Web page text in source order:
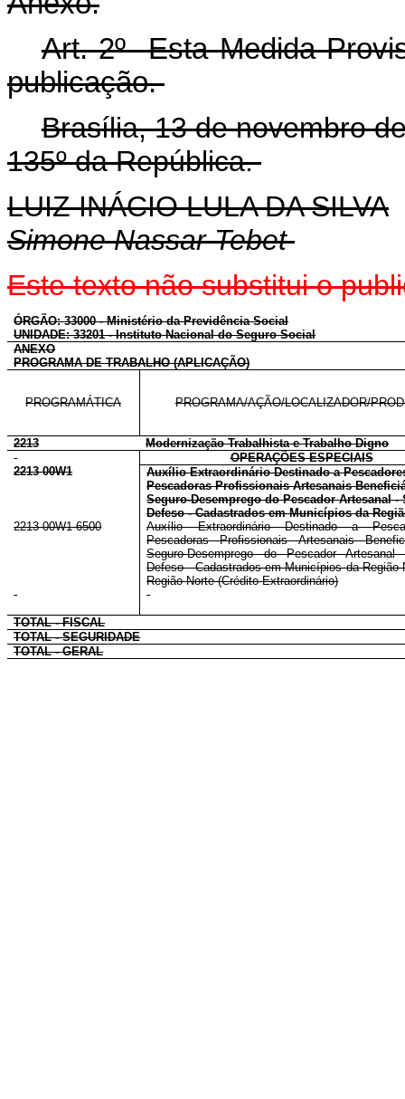
Art. 2º Esta Medida
publicação.
Brasília, 13 de novembro
135º da República.
LUIZ INÁCIO LULA DA SILVA
Simone Nassar Tebet
Este texto não substitui o
ÓRGÃO: 33000 - Ministério da Previdência Social
UNIDADE: 33201 - Instituto Nacional do Seguro Social
ANEXO
PROGRAMA DE TRABALHO (APLICAÇÃO)
PROGRAMÁTICA PROGRAMA/AÇÃO/LOCALIZADOR/
2213
Modernização Trabalhista e Trabalho Digno
OPERAÇÕES ESPECIAIS
2213 00W1
Auxílio Extraordinário Destinado a
Pescadoras Profissionais Artesanais
Seguro-Desemprego do Pescador Artesanal -
Defeso - Cadastrados em Municípios da
2213 00W1 6500
Auxílio Extraordinário Destinado a
Pescadoras Profissionais Artesanais
Seguro-Desemprego do Pescador
Defeso - Cadastrados em Municípios da Região
Região Norte (Crédito Extraordinário)
TOTAL - FISCAL
TOTAL - SEGURIDADE
TOTAL - GERAL